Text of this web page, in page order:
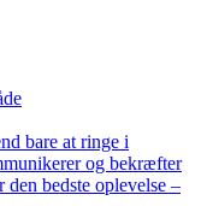
bare at ringe i
og bekræfter
den bedste oplevelse –